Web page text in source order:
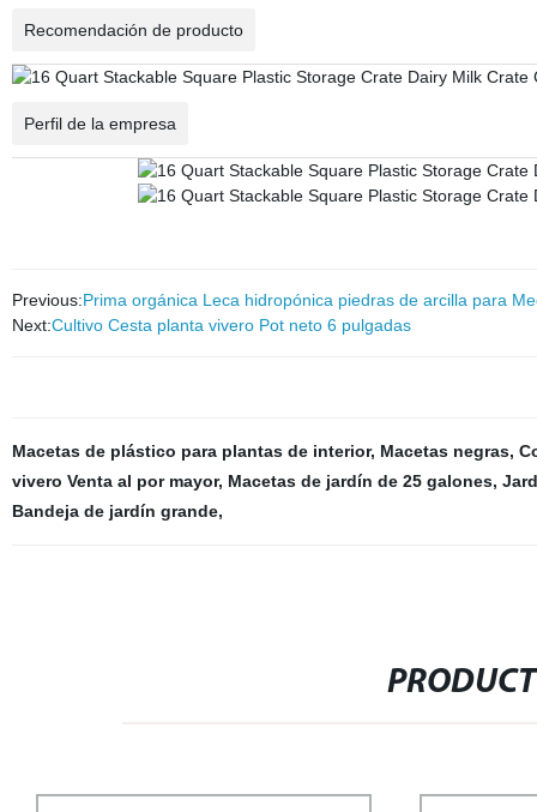
Recomendación de producto
Perfil de la empresa
Previous:Prima orgánica Leca hidropónica piedras de arcilla para
Next:Cultivo Cesta planta vivero Pot neto 6 pulgadas
Macetas de plástico para plantas de interior, Macetas negras,
vivero Venta al por mayor, Macetas de jardín de 25 galones,
Bandeja de jardín grande,